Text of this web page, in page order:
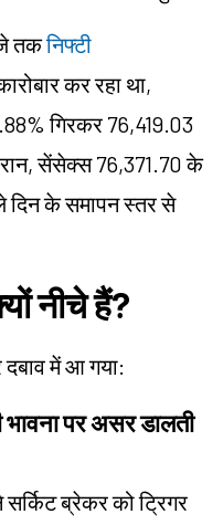
तकनिफ्टी
कर रहा था,
गिरकर 76,419.03
सेंसेक्स 76,371.70 के
दिन के समापन स्तर से
नीचे हैं?
में आ गया:
भावना पर असर डालती
ब्रेकर को ट्रिगर